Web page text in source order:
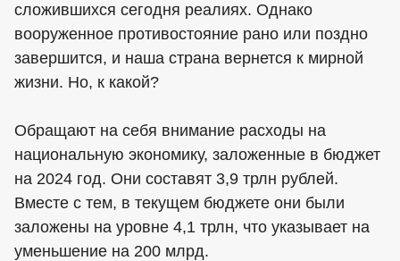
сложившихся сегодня реалиях. Однако
вооруженное противостояние рано или поздно
завершится, и наша страна вернется к мирной
жизни. Но, к какой?
Обращают на себя внимание расходы на
национальную экономику, заложенные в бюджет
на 2024 год. Они составят 3,9 трлн рублей.
Вместе с тем, в текущем бюджете они были
заложены на уровне 4,1 трлн, что указывает на
уменьшение на 200 млрд.